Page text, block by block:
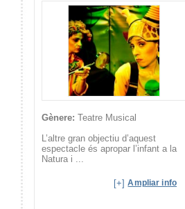
Gènere: Teatre Musical
L’altre gran objectiu d’aquest
espectacle és apropar l’infant a la
Natura i ...
[+]Ampliar info